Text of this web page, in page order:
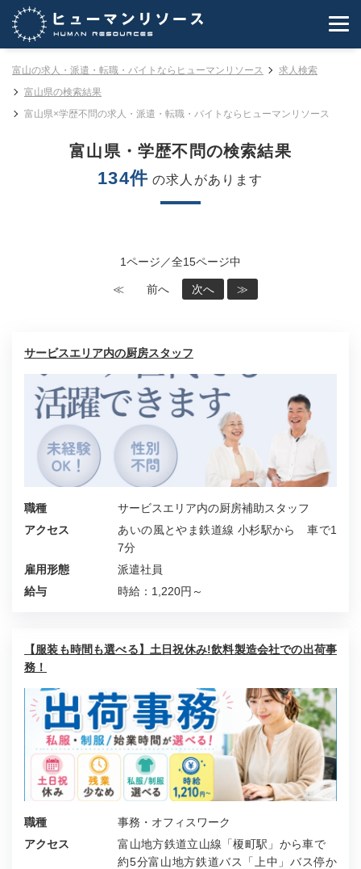
富山の求人・派遣・転職・バイトならヒューマンリソース
求人検索
富山県の検索結果
富山県×学歴不問の求人・派遣・転職・バイトならヒューマンリソース
富山県・学歴不問の検索結果
134件 の求人があります
1ページ／全15ページ中
≪ 前へ 次へ ≫
サービスエリア内の厨房スタッフ
職種
サービスエリア内の厨房補助スタッフ
アクセス
あいの風とやま鉄道線 小杉駅から 車で1
7分
雇用形態
派遣社員
給与
時給：1,220円～
【服装も時間も選べる】土日祝休み!飲料製造会社での出荷事
務！
職種
事務・オフィスワーク
アクセス
富山地方鉄道立山線「榎町駅」から車で
約5分富山地方鉄道バス「上中」バス停か